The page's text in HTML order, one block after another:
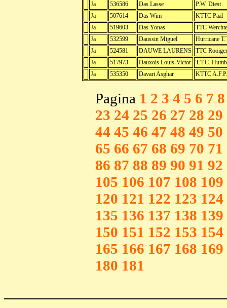
Ja
536586 Das Lasse
P.W. Diest
Ja
507614 Das Wim
KTTC Paal
Ja
519603 Das Yonas
TTC
Ja
532599 Daussin Miguel
Hurricane
Ja
524581 DAUWE LAURENS
TTC
Ja
517973 Dauxois Louis-Victor
T.T.C.
Ja
535350 Davari Asghar KTTC
Pagina 1 2 3 4 5 6 7 8
23 24 25 26 27 28 29
44 45 46 47 48 49 50
65 66 67 68 69 70 71
86 87 88 89 90 91 92
105 106 107 108 109
120 121 122 123 124
135 136 137 138 139
150 151 152 153 154
165 166 167 168 169
180 181